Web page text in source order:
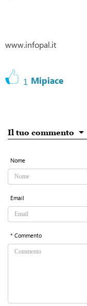
www.infopal.it
1 Mipiace
Il tuo commento
Nome
Email
* Commento